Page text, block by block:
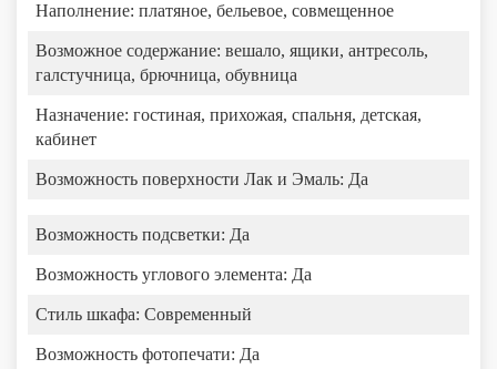
Наполнение: платяное, бельевое, совмещенное
Возможное содержание: вешало, ящики, антресоль,
галстучница, брючница, обувница
Назначение: гостиная, прихожая, спальня, детская,
кабинет
Возможность поверхности Лак и Эмаль: Да
Возможность подсветки: Да
Возможность углового элемента: Да
Стиль шкафа: Современный
Возможность фотопечати: Да